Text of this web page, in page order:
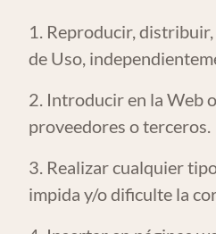
1. Reproducir,
de Uso,
2. Introducir en la Web
proveedores o terceros.
3. Realizar cualquier
impida y/o dificulte la